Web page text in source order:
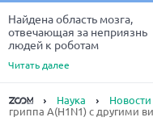
Найдена область мозга,
отвечающая за неприязнь
людей к роботам
Читать далее
Наука Новости
гриппа А(H1N1) с другими